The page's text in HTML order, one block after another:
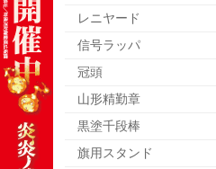
レニヤード
信号ラッパ
冠頭
山形精勤章
黒塗千段棒
旗用スタンド